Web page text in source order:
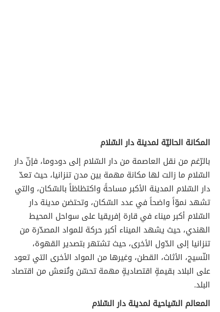
المكانة الحاليّة لمدينة دار السّلام
بالرّغم من نقل العاصمة من دار السّلام إلى دودوما، فإنّ دار
السّلام ما زالت لها مكانة مهمة بين مدن تنزانيا، حيث تعدّ
دار السّلام المدينة الأكبر مساحةً واكتظاظاً بالسّكان، والتي
تشهد نموّاً واضحاً في عدد السّكان، وتحتضن مدينة دار
السّلام أكبر ميناء في قارة إفريقيا على سواحل المحيط
الهندي، حيث يشهد الميناء أكبر حركة للمواد المصدّرة من
تنزانيا إلى الدّول الأخرى، حيث تشتهر بتصدير القهوة،
النّسيج، الأثاث، القطن، وغيرها من المواد الأخرى التي تعود
على البلاد بقيمةٍ اقتصاديةٍ مهمة تحسّن وتُنعش من اقتصاد
البلد.
المعالم السّياحية لمدينة دار السّلام